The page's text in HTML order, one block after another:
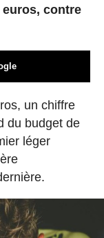
euros, contre
un chiffre
du budget de
léger